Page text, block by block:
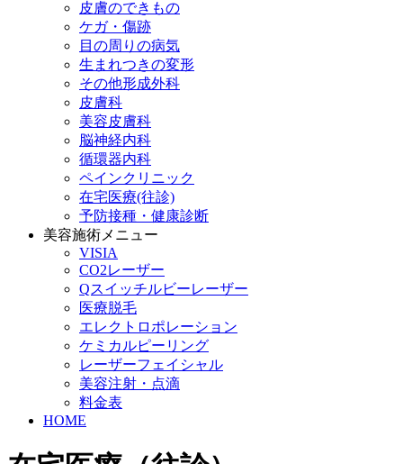
皮膚のできもの
ケガ・傷跡
目の周りの病気
生まれつきの変形
その他形成外科
皮膚科
美容皮膚科
脳神経内科
循環器内科
ペインクリニック
在宅医療(往診)
予防接種・健康診断
美容施術メニュー
VISIA
CO2レーザー
Qスイッチルビーレーザー
医療脱毛
エレクトロポレーション
ケミカルピーリング
レーザーフェイシャル
美容注射・点滴
料金表
HOME